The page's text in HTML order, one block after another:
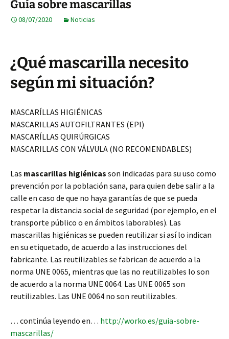
Guía sobre mascarillas
08/07/2020 Noticias
¿Qué mascarilla necesito
según mi situación?
MASCARÍLLAS HIGIÉNICAS
MASCARILLAS AUTOFILTRANTES (EPI)
MASCARÍLLAS QUIRÚRGICAS
MASCARILLAS CON VÁLVULA (NO RECOMENDABLES)
Las mascarillas higiénicas son indicadas para su uso como
prevención por la población sana, para quien debe salir a la
calle en caso de que no haya garantías de que se pueda
respetar la distancia social de seguridad (por ejemplo, en el
transporte público o en ámbitos laborables). Las
mascarillas higiénicas se pueden reutilizar si así lo indican
en su etiquetado, de acuerdo a las instrucciones del
fabricante. Las reutilizables se fabrican de acuerdo a la
norma UNE 0065, mientras que las no reutilizables lo son
de acuerdo a la norma UNE 0064. Las UNE 0065 son
reutilizables. Las UNE 0064 no son reutilizables.
… continúa leyendo en… http://worko.es/guia-sobre-
mascarillas/